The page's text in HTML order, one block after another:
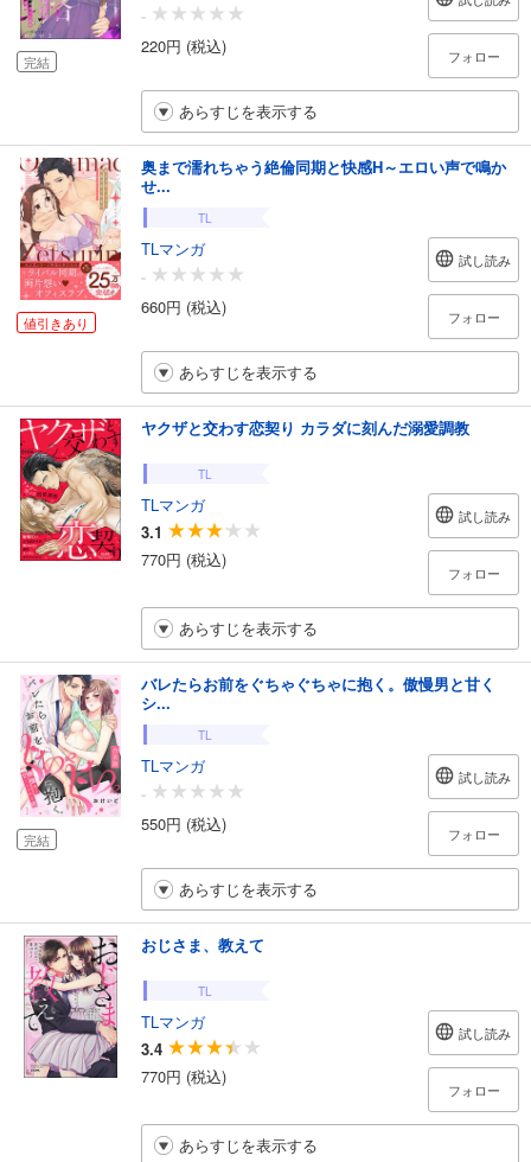
完結
-
220円 (税込)
フォロー
あらすじを表示する
値引きあり
奥まで濡れちゃう絶倫同期と快感H～エロい声で鳴か
せ...
TL
TLマンガ
-
660円 (税込)
試し読み
フォロー
あらすじを表示する
ヤクザと交わす恋契り カラダに刻んだ溺愛調教
TL
TLマンガ
3.1
770円 (税込)
試し読み
フォロー
あらすじを表示する
完結
バレたらお前をぐちゃぐちゃに抱く。傲慢男と甘く
シ...
TL
TLマンガ
-
550円 (税込)
試し読み
フォロー
あらすじを表示する
おじさま、教えて
TL
TLマンガ
3.4
770円 (税込)
試し読み
フォロー
あらすじを表示する